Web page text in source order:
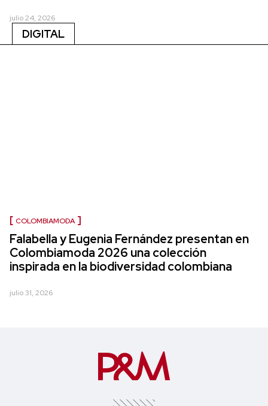
julio 24, 2026
DIGITAL
COLOMBIAMODA
Falabella y Eugenia Fernández presentan en
Colombiamoda 2026 una colección
inspirada en la biodiversidad colombiana
julio 31, 2026